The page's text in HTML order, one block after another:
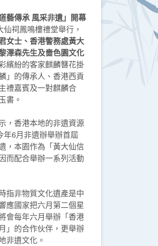
藝傳承 風采非遺」開幕
祠鳳鳴樓禮堂舉行，
女士、香港警務處黃大
澤森先生及嗇色園文化
繽紛的客家麒麟簪花掛
」的傳承人、香港西貢
禮嘉賓及一對麒麟合
書。
，香港本地的非遺資源
年6月非遺辦舉辦首屆
，本園作為「黃大仙信
而配合舉辦一系列活動
指非物質文化遺產是中
應國家把六月第二個星
會每年六月舉辦「香港
」的合作伙伴，更舉辦
非遺文化。